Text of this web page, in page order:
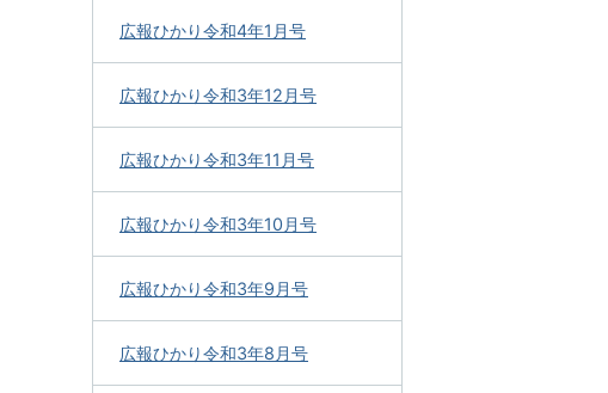
広報ひかり令和4年1月号
広報ひかり令和3年12月号
広報ひかり令和3年11月号
広報ひかり令和3年10月号
広報ひかり令和3年9月号
広報ひかり令和3年8月号